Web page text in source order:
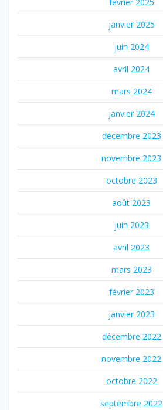
janvier 2025
juin 2024
avril 2024
mars 2024
janvier 2024
décembre 2023
novembre 2023
octobre 2023
août 2023
juin 2023
avril 2023
mars 2023
février 2023
janvier 2023
décembre 2022
novembre 2022
octobre 2022
septembre 2022